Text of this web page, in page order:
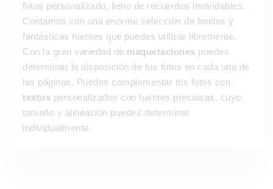
fotos personalizado, lleno de recuerdos inolvidables.
Contamos con una enorme selección de fondos y
fantásticas fuentes que puedes utilizar libremente.
Con la gran variedad de maquetaciones puedes
determinar la disposición de tus fotos en cada una de
las páginas. Puedes complementar tus fotos con
textos personalizados con fuentes preciosas, cuyo
tamaño y alineación puedes determinar
individualmente.